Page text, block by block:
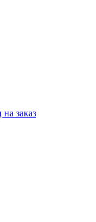
заказ